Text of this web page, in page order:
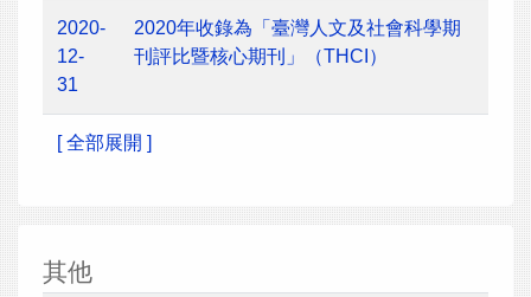
2020-
12-
31
2020年收錄為「臺灣人文及社會科學期
刊評比暨核心期刊」（THCI）
[ 全部展開 ]
其他